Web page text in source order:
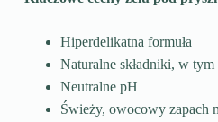
Hiperdelikatna formuła
Naturalne składniki, w tym
Neutralne pH
Świeży, owocowy zapach